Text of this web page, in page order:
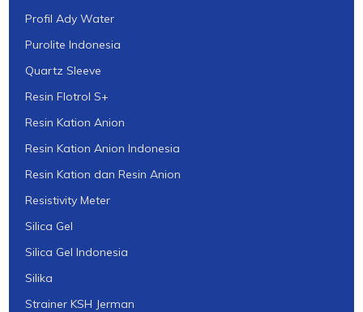
Profil Ady Water
Purolite Indonesia
Quartz Sleeve
Resin Flotrol S+
Resin Kation Anion
Resin Kation Anion Indonesia
Resin Kation dan Resin Anion
Resistivity Meter
Silica Gel
Silica Gel Indonesia
Silika
Strainer KSH Jerman